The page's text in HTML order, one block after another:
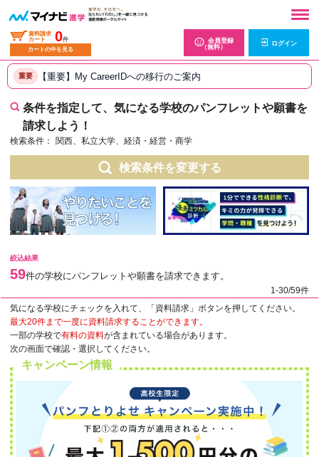
資料請求
カート
0件
カートの中を見る
会員登録
（無料）
ログイン
重要 【重要】My CareerIDへの移行のご案内
条件を指定して、気になる学校のパンフレットや願書を
請求しよう！
検索条件： 関西、私立大学、経済・経営・商学
検索条件を変更する
絞込結果
59件の学校にパンフレットや願書を請求できます。
1-30/59件
気になる学校にチェックを入れて、「資料請求」ボタンを押してください。
最大20件まで一度に資料請求することができます。
一部の学校で有料の資料が含まれている場合があります。
次の画面で確認・選択してください。
キャンペーン情報